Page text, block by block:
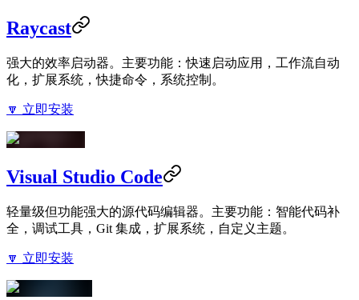
Raycast
强大的效率启动器。主要功能：快速启动应用，工作流自动
化，扩展系统，快捷命令，系统控制。
🔽 立即安装
Visual Studio Code
轻量级但功能强大的源代码编辑器。主要功能：智能代码补
全，调试工具，Git 集成，扩展系统，自定义主题。
🔽 立即安装